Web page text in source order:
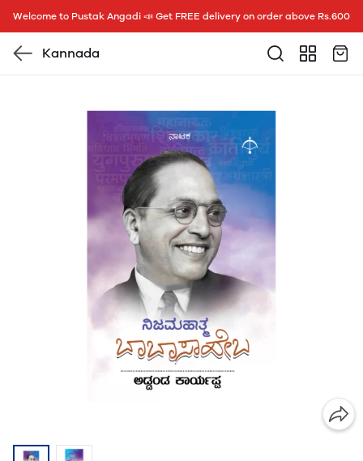
Welcome to Pustak Angadi 📣 Get FREE delivery on order above Rs.600
Kannada